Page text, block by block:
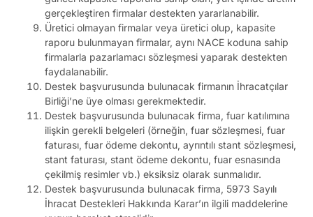
gerçekleştiren firmalar destekten yararlanabilir.
Üretici olmayan firmalar veya üretici olup, kapasite
raporu bulunmayan firmalar, aynı NACE koduna sahip
firmalarla pazarlamacı sözleşmesi yaparak destekten
faydalanabilir.
Destek başvurusunda bulunacak firmanın İhracatçılar
Birliği’ne üye olması gerekmektedir.
Destek başvurusunda bulunacak firma, fuar katılımına
ilişkin gerekli belgeleri (örneğin, fuar sözleşmesi, fuar
faturası, fuar ödeme dekontu, ayrıntılı stant sözleşmesi,
stant faturası, stant ödeme dekontu, fuar esnasında
çekilmiş resimler vb.) eksiksiz olarak sunmalıdır.
Destek başvurusunda bulunacak firma, 5973 Sayılı
İhracat Destekleri Hakkında Karar’ın ilgili maddelerine